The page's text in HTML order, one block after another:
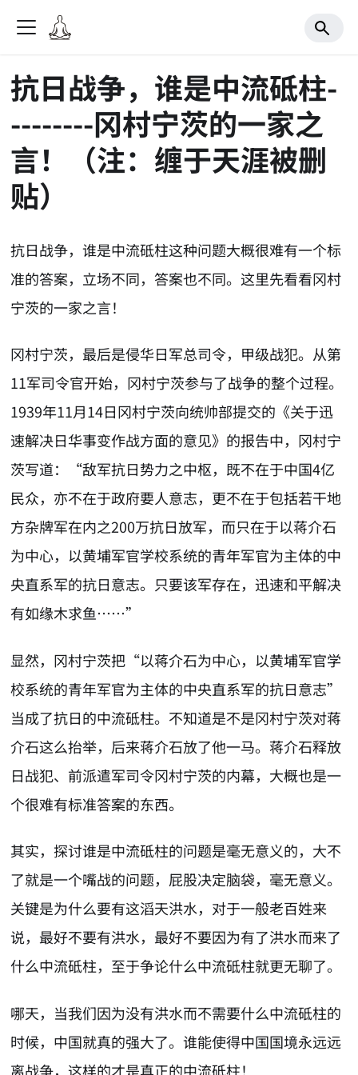
抗日战争，谁是中流砥柱-
--------冈村宁茨的一家之
言！（注：缠于天涯被删
贴）
抗日战争，谁是中流砥柱这种问题大概很难有一个标
准的答案，立场不同，答案也不同。这里先看看冈村
宁茨的一家之言！
冈村宁茨，最后是侵华日军总司令，甲级战犯。从第
11军司令官开始，冈村宁茨参与了战争的整个过程。
1939年11月14日冈村宁茨向统帅部提交的《关于迅
速解决日华事变作战方面的意见》的报告中，冈村宁
茨写道：“敌军抗日势力之中枢，既不在于中国4亿
民众，亦不在于政府要人意志，更不在于包括若干地
方杂牌军在内之200万抗日放军，而只在于以蒋介石
为中心，以黄埔军官学校系统的青年军官为主体的中
央直系军的抗日意志。只要该军存在，迅速和平解决
有如缘木求鱼……”
显然，冈村宁茨把“以蒋介石为中心，以黄埔军官学
校系统的青年军官为主体的中央直系军的抗日意志”
当成了抗日的中流砥柱。不知道是不是冈村宁茨对蒋
介石这么抬举，后来蒋介石放了他一马。蒋介石释放
日战犯、前派遣军司令冈村宁茨的内幕，大概也是一
个很难有标准答案的东西。
其实，探讨谁是中流砥柱的问题是毫无意义的，大不
了就是一个嘴战的问题，屁股决定脑袋，毫无意义。
关键是为什么要有这滔天洪水，对于一般老百姓来
说，最好不要有洪水，最好不要因为有了洪水而来了
什么中流砥柱，至于争论什么中流砥柱就更无聊了。
哪天，当我们因为没有洪水而不需要什么中流砥柱的
时候，中国就真的强大了。谁能使得中国国境永远远
离战争，这样的才是真正的中流砥柱！